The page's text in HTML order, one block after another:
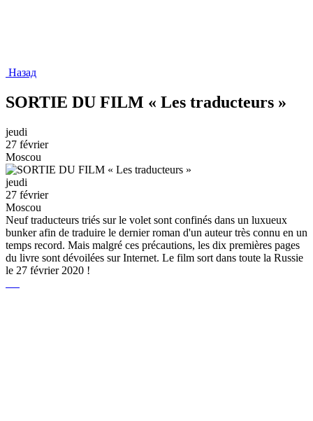
Назад
SORTIE DU FILM « Les traducteurs »
jeudi
27 février
Moscou
jeudi
27 février
Moscou
Neuf traducteurs triés sur le volet sont confinés dans un luxueux
bunker afin de traduire le dernier roman d'un auteur très connu en un
temps record. Mais malgré ces précautions, les dix premières pages
du livre sont dévoilées sur Internet. Le film sort dans toute la Russie
le 27 février 2020 !